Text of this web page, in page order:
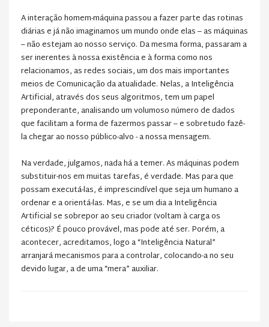
A interação homem-máquina passou a fazer parte das rotinas
diárias e já não imaginamos um mundo onde elas – as máquinas
– não estejam ao nosso serviço. Da mesma forma, passaram a
ser inerentes à nossa existência e à forma como nos
relacionamos, as redes sociais, um dos mais importantes
meios de Comunicação da atualidade. Nelas, a Inteligência
Artificial, através dos seus algoritmos, tem um papel
preponderante, analisando um volumoso número de dados
que facilitam a forma de fazermos passar – e sobretudo fazê-
la chegar ao nosso público-alvo - a nossa mensagem.
Na verdade, julgamos, nada há a temer. As máquinas podem
substituir-nos em muitas tarefas, é verdade. Mas para que
possam executá-las, é imprescindível que seja um humano a
ordenar e a orientá-las. Mas, e se um dia a Inteligência
Artificial se sobrepor ao seu criador (voltam à carga os
céticos)? É pouco provável, mas pode até ser. Porém, a
acontecer, acreditamos, logo a “Inteligência Natural”
arranjará mecanismos para a controlar, colocando-a no seu
devido lugar, a de uma “mera” auxiliar.